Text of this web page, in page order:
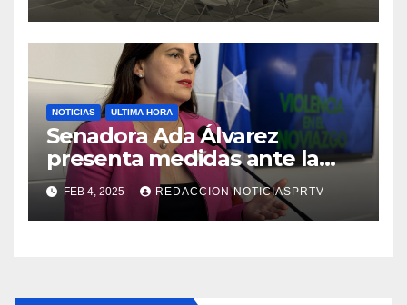
NOTICIAS ULTIMA HORA
Senadora Ada Álvarez
presenta medidas ante la
violencia en el noviazgo
FEB 4, 2025 REDACCION NOTICIASPRTV